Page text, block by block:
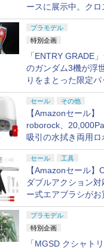
ースに展示中。クロ
ン・バンガードの制
が間もなく発送【ガ
ース撮り下ろし】
プラモデル
特別企画
「ENTRY GRADE
のガンダム3機が浮
りをまとった限定パ
で8月29日に発売
にもピッタリ!?【ガ
ース撮り下ろし】
セール その他
【Amazonセール】
roborock、
吸引の水拭き両用ロ
除機「Qrevo Curv
がお買い得！
セール 工具
【Amazonセール】
ダブルアクション
ー式エアブラシがお
格で登場！
プラモデル
特別企画
「MGSD クシャト